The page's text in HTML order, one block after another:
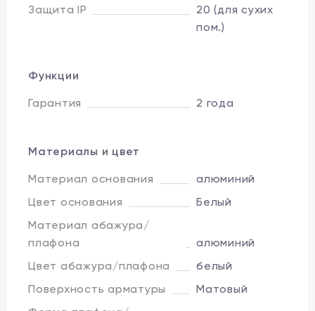
Защита IP
20 (для сухих
пом.)
Функции
Гарантия 2 года
Материалы и цвет
Материал основания
алюминий
Цвет основания
Белый
Материал абажура/
плафона
алюминий
Цвет абажура/плафона
белый
Поверхность арматуры
Матовый